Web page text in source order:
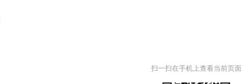
扫一扫在手机上查看当前页面